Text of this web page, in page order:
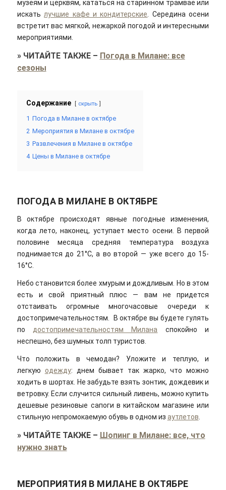
музеям и церквям, кататься на старинном трамвае или
искатьлучшие кафе и кондитерские . Середина осени
встретит вас мягкой, нежаркой погодой и интересными
мероприятиями.
» ЧИТАЙТЕ ТАКЖЕ– Погода в Милане: все
сезоны
Содержание скрыть
1 Погода в Милане в октябре
2 Мероприятия в Милане в октябре
3 Развлечения в Милане в октябре
4 Цены в Милане в октябре
ПОГОДА В МИЛАНЕ В ОКТЯБРЕ
В октябре происходят явные погодные изменения,
когда лето, наконец, уступает место осени. В первой
половине месяца средняя температура воздуха
поднимается до 21°С, а во второй — уже всего до 15-
16°С.
Небо становится более хмурым и дождливым. Но в этом
есть и свой приятный плюс — вам не придется
отстаивать огромные многочасовые очереди к
достопримечательностям. В октябре вы будете гулять
по достопримечательностям Милана спокойно и
неспешно, без шумных толп туристов.
Что положить в чемодан? Уложите и теплую, и
легкую одежду: днем бывает так жарко, что можно
ходить в шортах. Не забудьте взять зонтик, дождевик и
ветровку. Если случится сильный ливень, можно купить
дешевые резиновые сапоги в китайском магазине или
стильную непромокаемую обувь в одном из аутлетов
» ЧИТАЙТЕ ТАКЖЕ– Шопинг в Милане: все, что
нужно знать
МЕРОПРИЯТИЯ В МИЛАНЕ В ОКТЯБРЕ